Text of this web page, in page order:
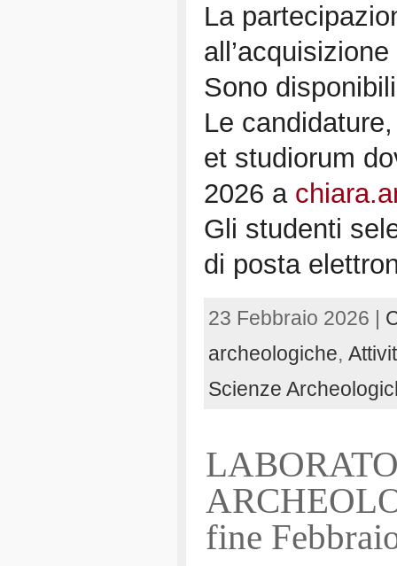
La
Sono
Le
et studiorum
2026 a
Gli studenti
di posta
23 Febbraio 2026 |
archeologiche,
Scienze
fine